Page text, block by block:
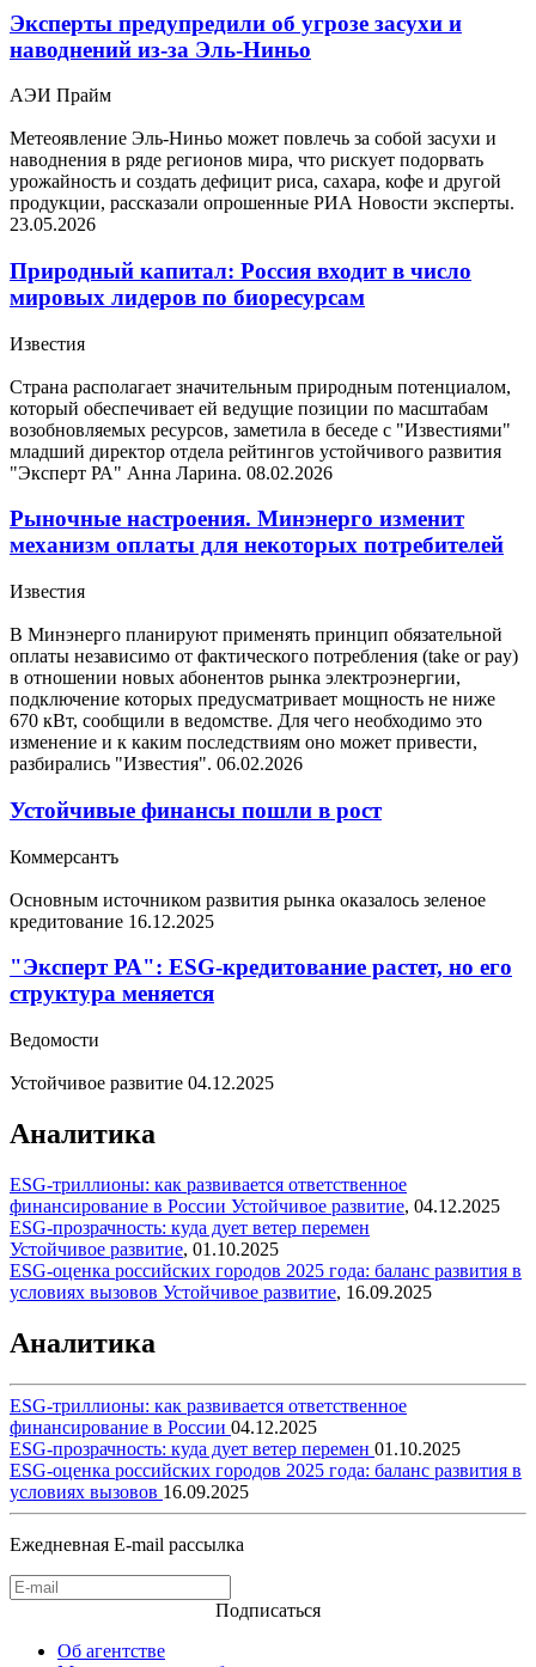
Эксперты предупредили об угрозе засухи и
наводнений из-за Эль-Ниньо
АЭИ Прайм
Метеоявление Эль-Ниньо может повлечь за собой засухи и
наводнения в ряде регионов мира, что рискует подорвать
урожайность и создать дефицит риса, сахара, кофе и другой
продукции, рассказали опрошенные РИА Новости эксперты.
23.05.2026
Природный капитал: Россия входит в число
мировых лидеров по биоресурсам
Известия
Страна располагает значительным природным потенциалом,
который обеспечивает ей ведущие позиции по масштабам
возобновляемых ресурсов, заметила в беседе с "Известиями"
младший директор отдела рейтингов устойчивого развития
"Эксперт РА" Анна Ларина. 08.02.2026
Рыночные настроения. Минэнерго изменит
механизм оплаты для некоторых потребителей
Известия
В Минэнерго планируют применять принцип обязательной
оплаты независимо от фактического потребления (take or pay)
в отношении новых абонентов рынка электроэнергии,
подключение которых предусматривает мощность не ниже
670 кВт, сообщили в ведомстве. Для чего необходимо это
изменение и к каким последствиям оно может привести,
разбирались "Известия". 06.02.2026
Устойчивые финансы пошли в рост
Коммерсантъ
Основным источником развития рынка оказалось зеленое
кредитование 16.12.2025
"Эксперт РА": ESG-кредитование растет, но его
структура меняется
Ведомости
Устойчивое развитие 04.12.2025
Аналитика
ESG-триллионы: как развивается ответственное
финансирование в России Устойчивое развитие, 04.12.2025
ESG-прозрачность: куда дует ветер перемен
Устойчивое развитие, 01.10.2025
ESG-оценка российских городов 2025 года: баланс развития в
условиях вызовов Устойчивое развитие, 16.09.2025
Аналитика
ESG-триллионы: как развивается ответственное
финансирование в России 04.12.2025
ESG-прозрачность: куда дует ветер перемен 01.10.2025
ESG-оценка российских городов 2025 года: баланс развития в
условиях вызовов 16.09.2025
Ежедневная E-mail рассылка
Подписаться
Об агентстве